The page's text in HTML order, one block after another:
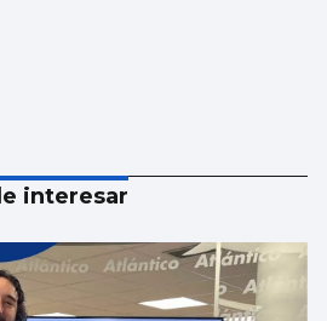
interesar